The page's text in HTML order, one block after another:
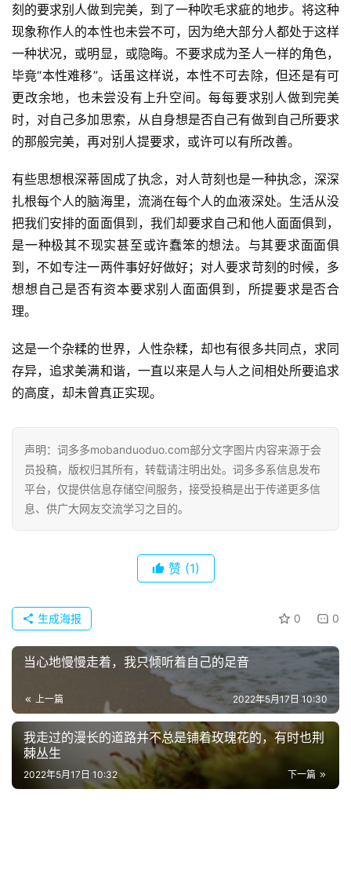
好
词
好
经
典
歌
词
刻的要求别人做到完美，到了一种吹毛求疵的地步。将这种
现象称作人的本性也未尝不可，因为绝大部分人都处于这样
一种状况，或明显，或隐晦。不要求成为圣人一样的角色，
毕竟“本性难移”。话虽这样说，本性不可去除，但还是有可
更改余地，也未尝没有上升空间。每每要求别人做到完美
时，对自己多加思索，从自身想是否自己有做到自己所要求
的那般完美，再对别人提要求，或许可以有所改善。
有些思想根深蒂固成了执念，对人苛刻也是一种执念，深深
扎根每个人的脑海里，流淌在每个人的血液深处。生活从没
把我们安排的面面俱到，我们却要求自己和他人面面俱到，
是一种极其不现实甚至或许蠢笨的想法。与其要求面面俱
到，不如专注一两件事好好做好；对人要求苛刻的时候，多
想想自己是否有资本要求别人面面俱到，所提要求是否合
理。
这是一个杂糅的世界，人性杂糅，却也有很多共同点，求同
存异，追求美满和谐，一直以来是人与人之间相处所要追求
的高度，却未曾真正实现。
声明：词多多mobanduoduo.com部分文字图片内容来源于会
员投稿，版权归其所有，转载请注明出处。词多多系信息发布
平台，仅提供信息存储空间服务，接受投稿是出于传递更多信
息、供广大网友交流学习之目的。
赞 (1)
0 0
生成海报
当心地慢慢走着，我只倾听着自己的足音
上一篇 2022年5月17日 10:30
我走过的漫长的道路并不总是铺着玫瑰花的，有时也荆
棘丛生
下一篇
2022年5月17日 10:32